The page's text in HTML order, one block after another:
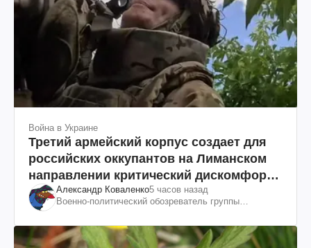
Война в Украине
Третий армейский корпус создает для
российских оккупантов на Лиманском
направлении критический дискомфорт:
как это удалось
Александр Коваленко5 часов назад
Военно-политический обозреватель группы